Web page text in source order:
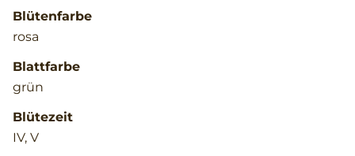
Blütenfarbe
rosa
Blattfarbe
grün
Blütezeit
IV, V